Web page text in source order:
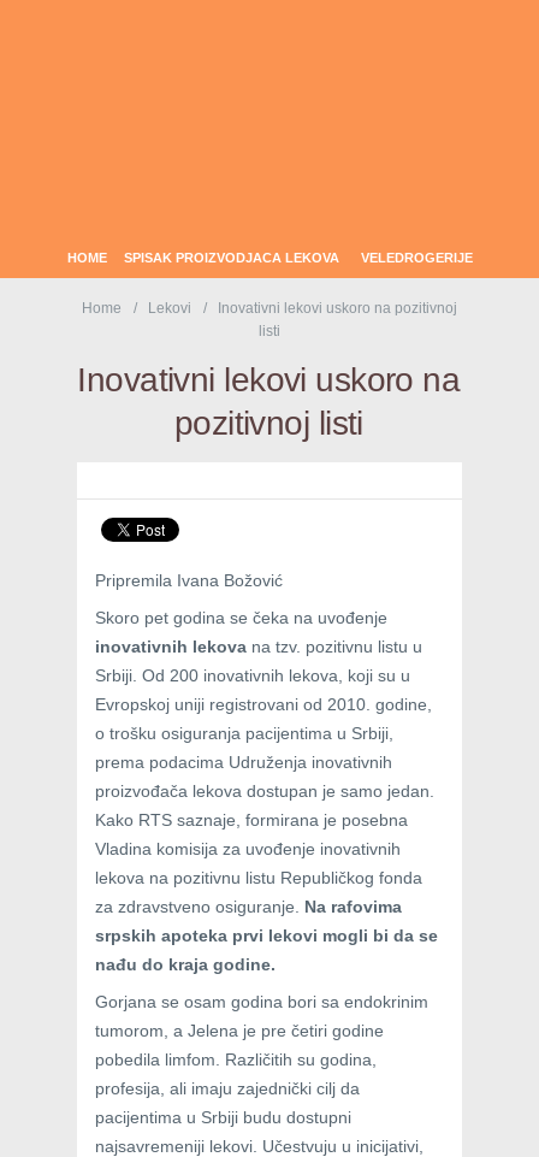
HOME SPISAK PROIZVODJACA LEKOVA VELEDROGERIJE
Home Lekovi
Inovativni lekovi uskoro na pozitivnoj
listi
Inovativni lekovi uskoro na
pozitivnoj listi
Pripremila Ivana Božović
Skoro pet godina se čeka na uvođenje
inovativnih lekova na tzv. pozitivnu listu u
Srbiji. Od 200 inovativnih lekova, koji su u
Evropskoj uniji registrovani od 2010. godine,
o trošku osiguranja pacijentima u Srbiji,
prema podacima Udruženja inovativnih
proizvođača lekova dostupan je samo jedan.
Kako RTS saznaje, formirana je posebna
Vladina komisija za uvođenje inovativnih
lekova na pozitivnu listu Republičkog fonda
za zdravstveno osiguranje. Na rafovima
srpskih apoteka prvi lekovi mogli bi da se
nađu do kraja godine.
Gorjana se osam godina bori sa endokrinim
tumorom, a Jelena je pre četiri godine
pobedila limfom. Različitih su godina,
profesija, ali imaju zajednički cilj da
pacijentima u Srbiji budu dostupni
najsavremeniji lekovi. Učestvuju u inicijativi,